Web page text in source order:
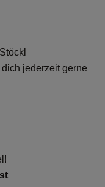
jederzeit gerne